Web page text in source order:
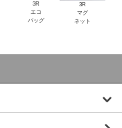
3R
エコ
バッグ
3R
マグ
ネット